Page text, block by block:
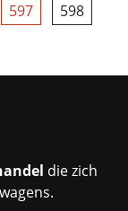
597 598
die zich